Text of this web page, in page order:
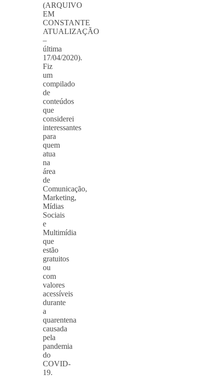
(ARQUIVO
EM
CONSTANTE
ATUALIZAÇÃO
–
última
17/04/2020).
Fiz
um
compilado
de
conteúdos
que
considerei
interessantes
para
quem
atua
na
área
de
Comunicação,
Marketing,
Mídias
Sociais
e
Multimídia
que
estão
gratuitos
ou
com
valores
acessíveis
durante
a
quarentena
causada
pela
pandemia
do
COVID-
19.